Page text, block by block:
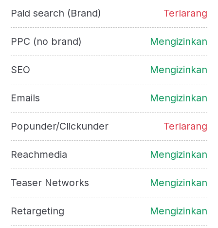
Paid search (Brand) Terlarang
PPC (no brand) Mengizinkan
SEO Mengizinkan
Emails Mengizinkan
Popunder/Clickunder Terlarang
Reachmedia Mengizinkan
Teaser Networks Mengizinkan
Retargeting Mengizinkan